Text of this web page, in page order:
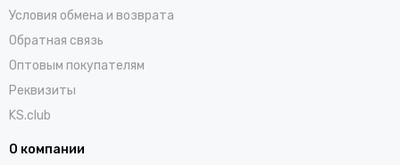
Условия обмена и возврата
Обратная связь
Оптовым покупателям
Реквизиты
KS.club
О компании